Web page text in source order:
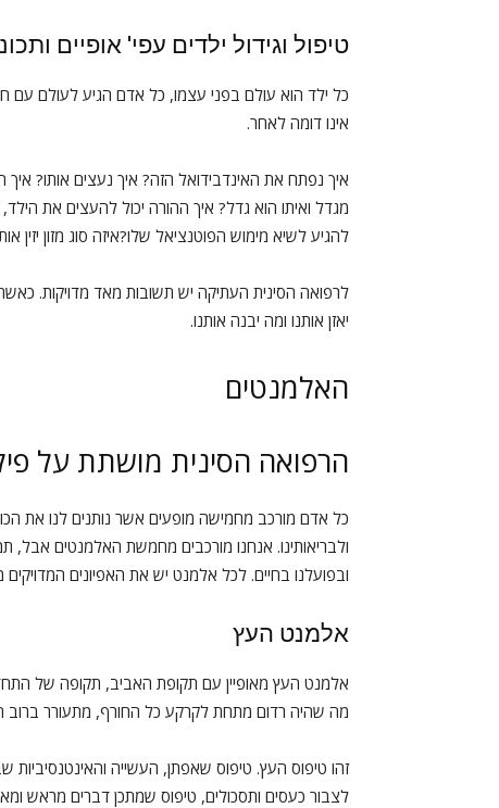
טיפול וגידול ילדים עפי' אופיים
כל ילד הוא עולם בפני עצמו, כל אדם הגיע לעולם עם
אינו דומה לאחר.
איך נפתח את האינדבידואל הזה? איך נעצים אותו? איך
מגדל ואיתו הוא גדל? איך ההורה יכול להעצים את
להגיע לשיא מימוש הפוטנציאל שלו?איזה סוג מזון יזין
לרפואה הסינית העתיקה יש תשובות מאד מדויקות.
יאזן אותנו ומה יבנה אותנו.
האלמנטים
הרפואה הסינית מושתת על
כל אדם מורכב מחמישה מופעים אשר נותנים לנו את
ולבריאותינו. אנחנו מורכבים מחמשת האלמנטים אבל,
ובפועלנו בחיים. לכל אלמנט יש את האפיונים המדויקים
אלמנט העץ
אלמנט העץ מאופיין עם תקופת האביב, תקופה של
מה שהיה רדום מתחת לקרקע כל החורף, מתעורר ברוב
זהו טיפוס העץ. טיפוס שאפתן, העשייה והאינטנסיביות
לצבור כעסים ותסכולים, טיפוס שמתכן דברים מראש